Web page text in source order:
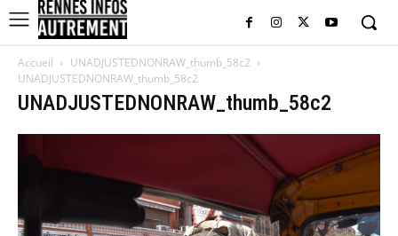
Accueil
UNADJUSTEDNONRAW_thumb_58c2
UNADJUSTEDNONRAW_thumb_58c2
UNADJUSTEDNONRAW_thumb_58c2